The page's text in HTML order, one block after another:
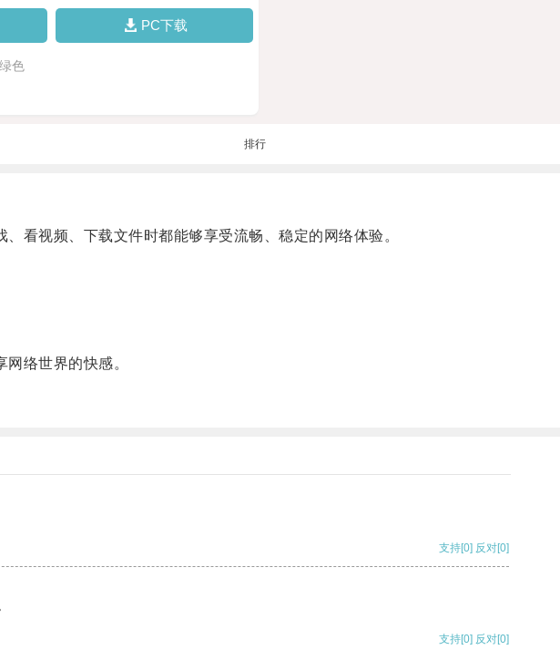
PC下载
色
排行
视频、下载文件时都能够享受流畅、稳定的网络体验。
络世界的快感。
支持[0] 反对[0]
支持[0] 反对[0]